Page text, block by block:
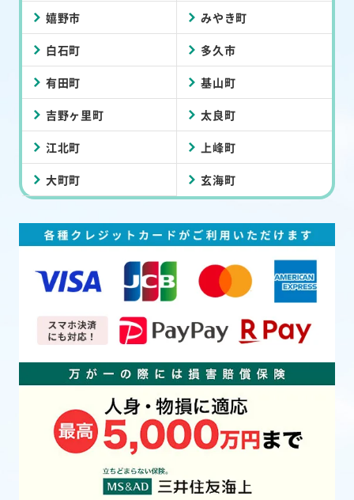
嬉野市 みやき町
白石町 多久市
有田町 基山町
吉野ヶ里町 太良町
江北町 上峰町
大町町 玄海町